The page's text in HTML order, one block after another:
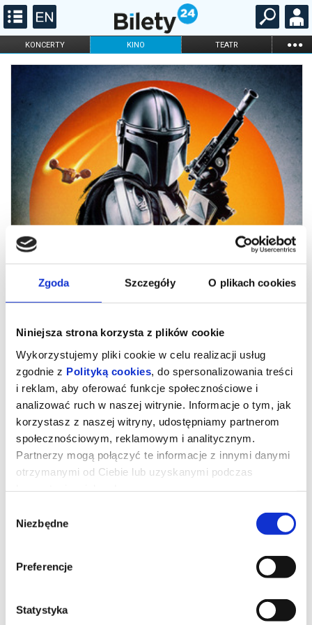
Zgoda Szczegóły O plikach cookies
Niniejsza strona korzysta z plików cookie
Wykorzystujemy pliki cookie w celu realizacji usług
zgodnie z Polityką cookies , do spersonalizowania treści
i reklam, aby oferować funkcje społecznościowe i
analizować ruch w naszej witrynie. Informacje o tym, jak
korzystasz z naszej witryny, udostępniamy partnerom
społecznościowym, reklamowym i analitycznym.
Partnerzy mogą połączyć te informacje z innymi danymi
otrzymanymi od Ciebie lub uzyskanymi podczas
zgody
Niezbędne
Preferencje
Statystyka
KONCERTY KINO TEATR ...
FILHARMONIA OPERA I BALET
STAND-UP
ONLINE KARNETY
Gwiezdne wojny: Mandalorian i
Grogu ( DUBBING 3D)
Złowrogie Imperium upadło, a imperialni watażkowie wciąż są
która stara się chronić wszystko, o co walczyła Rebelia, zwraca się
o pomoc do legendarnego mandaloriańskiego łowcy nagród, Dina
Djarina, i jego młodego ucznia, Grogu.